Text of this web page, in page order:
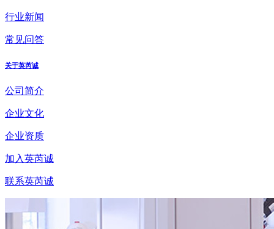
行业新闻
常见问答
关于英芮诚
公司简介
企业文化
企业资质
加入英芮诚
联系英芮诚